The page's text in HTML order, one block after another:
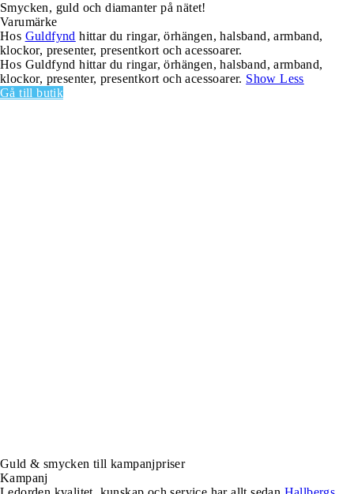
Smycken, guld och diamanter på nätet!
Varumärke
Hos Guldfynd hittar du ringar, örhängen, halsband, armband,
klockor, presenter, presentkort och acessoarer.
Hos Guldfynd hittar du ringar, örhängen, halsband, armband,
klockor, presenter, presentkort och acessoarer. Show Less
Gå till butik
Guld & smycken till kampanjpriser
Kampanj